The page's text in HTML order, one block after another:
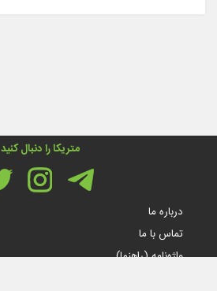
متریکا را دنبال کنید
درباره ما
تماس با ما
واژه‌نامه (راهنما)